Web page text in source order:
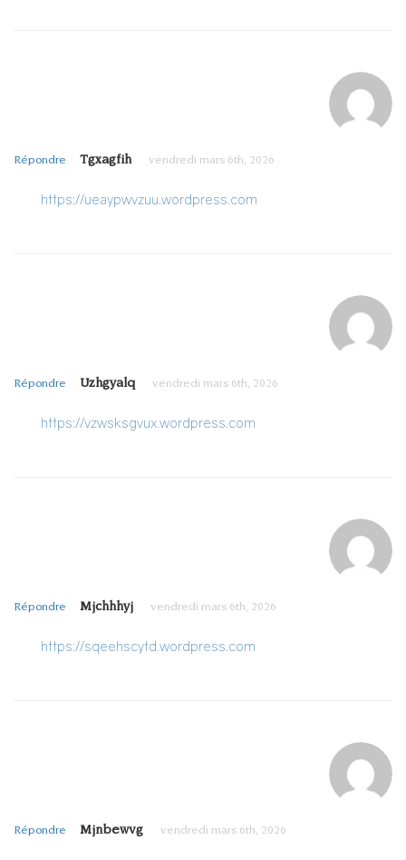
Tgxagfih vendredi mars 6th, 2026
Répondre
https://ueaypwvzuu.wordpress.com
Uzhgyalq vendredi mars 6th, 2026
Répondre
https://vzwsksgvux.wordpress.com
Mjchhhyj vendredi mars 6th, 2026
Répondre
https://sqeehscytd.wordpress.com
Mjnbewvg vendredi mars 6th, 2026
Répondre